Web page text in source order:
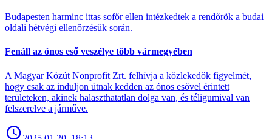
Budapesten harminc ittas sofőr ellen intézkedtek a rendőrök a budai
oldali hétvégi ellenőrzésük során.
Fenáll az ónos eső veszélye több vármegyében
A Magyar Közút Nonprofit Zrt. felhívja a közlekedők figyelmét,
hogy csak az induljon útnak kedden az ónos esővel érintett
területeken, akinek halaszthatatlan dolga van, és téligumival van
felszerelve a járműve.